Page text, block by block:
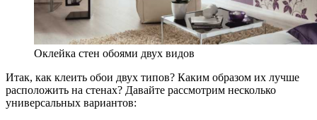
Оклейка стен обоями двух видов
Итак, как клеить обои двух типов? Каким образом их лучше
расположить на стенах? Давайте рассмотрим несколько
универсальных вариантов: